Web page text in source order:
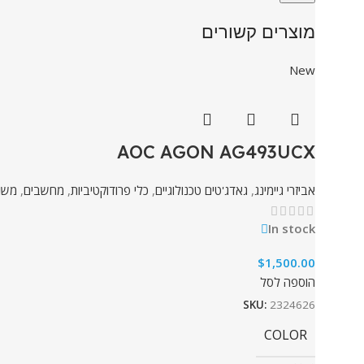
מוצרים קשורים
New
AOC AGON AG493UCX
אביזרי גיימינג, גאדג'טים טכנולוגיים, כלי פרודוקטיביות, מחשבים,
In stock
$1,500.00
הוספה לסל
SKU: 2324626
COLOR